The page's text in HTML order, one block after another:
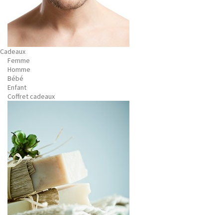
Cadeaux
Femme
Homme
Bébé
Enfant
Coffret cadeaux